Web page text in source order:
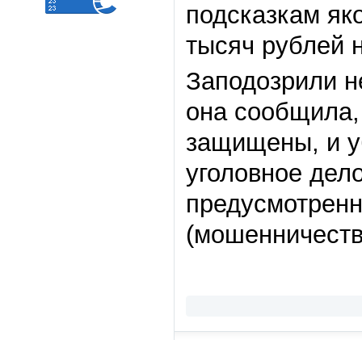
подсказкам
тысяч рублей
Заподозрили
она
защищены, и
уголовное